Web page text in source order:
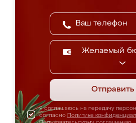
Желаемый
Отправить
Я соглашаюсь на передачу
согласно Политике